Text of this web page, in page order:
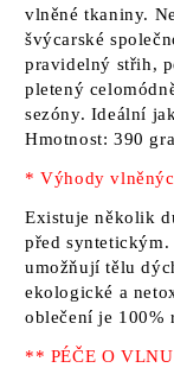
vlněné tkaniny.
švýcarské
pravidelný střih,
pletený
sezóny. Ideální
Hmotnost: 390
* Výhody
Existuje několik
před
umožňují tělu
ekologické a
oblečení je 100%
** PÉČE O VLNU